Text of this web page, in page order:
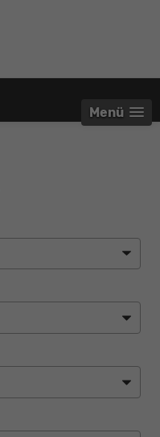
Menü